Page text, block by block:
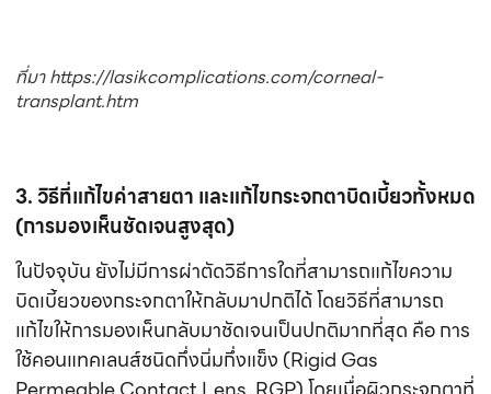
Permeable Contact Lens, RGP) โดยเมื่อผิวกระจกตาที่
บิดเบี้ยว ถูกปิดด้วยคอนแทคเลนส์ RGP ที่มีผิวเรียบ
อย่างชัดเจนเทียบเท่าคนปกติ การใช้คอนแทคเลนส์ RGP นับ
เป็นการแก้ไขที่นิยมใช้มากที่สุดกับโรคกระจกตาโป่งพอง จาก
งานวิจัยพบว่าผู้เป็นกระจกตาโป่งพองถึง 90% เหมาะกับ
การแก้ไขด้วยคอนแทคเลนส์ (Ref 2,3) ในปัจจุบัน
คอนแทคเลนส์ RGP ได้ถูกพัฒนาให้ใส่ได้สบายมากขึ้น
ประเภทของคอนแทคเลนส์ RGP ที่ใช้แก้ไขกระจกตาโป่งพอง
จำแนกได้เป็น 3 แบบ ได้แก่